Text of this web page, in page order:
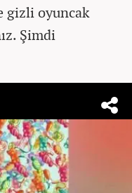
gizli oyuncak
Şimdi